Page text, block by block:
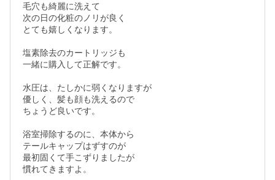
毛穴も綺麗に洗えて
次の日の化粧のノリが良く
とても嬉しくなります。
塩素除去のカートリッジも
一緒に購入して正解です。
水圧は、たしかに弱くなりますが
優しく、髪も顔も洗えるので
ちょうど良いです。
浴室掃除するのに、本体から
テールキャップはずすのが
最初固くて手こずりましたが
慣れてきますよ。